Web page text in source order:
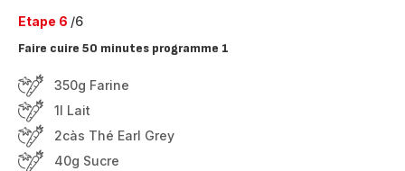
Etape 6 /6
Faire cuire 50 minutes programme 1
350g Farine
1l Lait
2càs Thé Earl Grey
40g Sucre